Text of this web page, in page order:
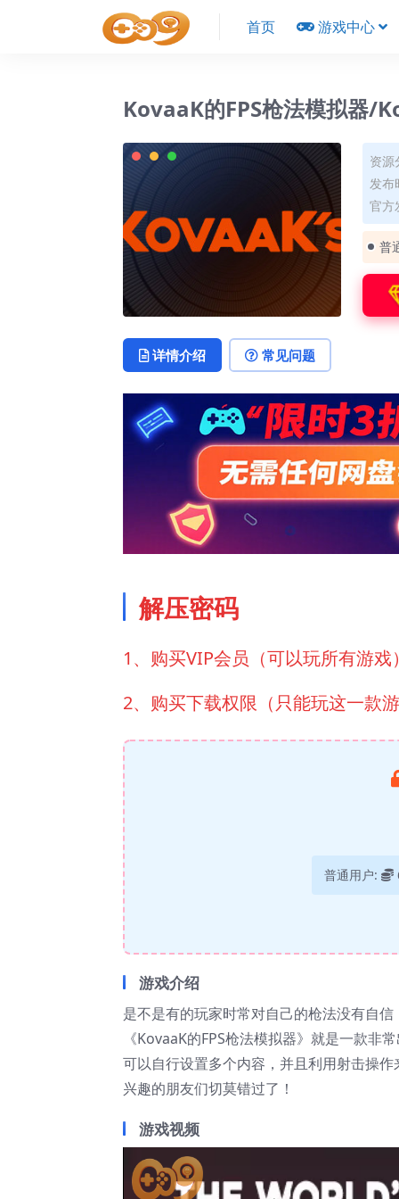
首页 游戏中心
KovaaK的FPS枪法模拟器/
资
发布
官方
普
详情介绍 常见问题
解压密码
1、购买VIP会员（可以玩所有游
2、购买下载权限（只能玩这一款
普通用户:
游戏介绍
是不是有的玩家时常对自己的枪法没有自
《KovaaK的FPS枪法模拟器》就是一款非
可以自行设置多个内容，并且利用射击操
兴趣的朋友们切莫错过了！
游戏视频